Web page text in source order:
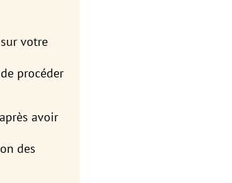
votre
procéder
avoir
des